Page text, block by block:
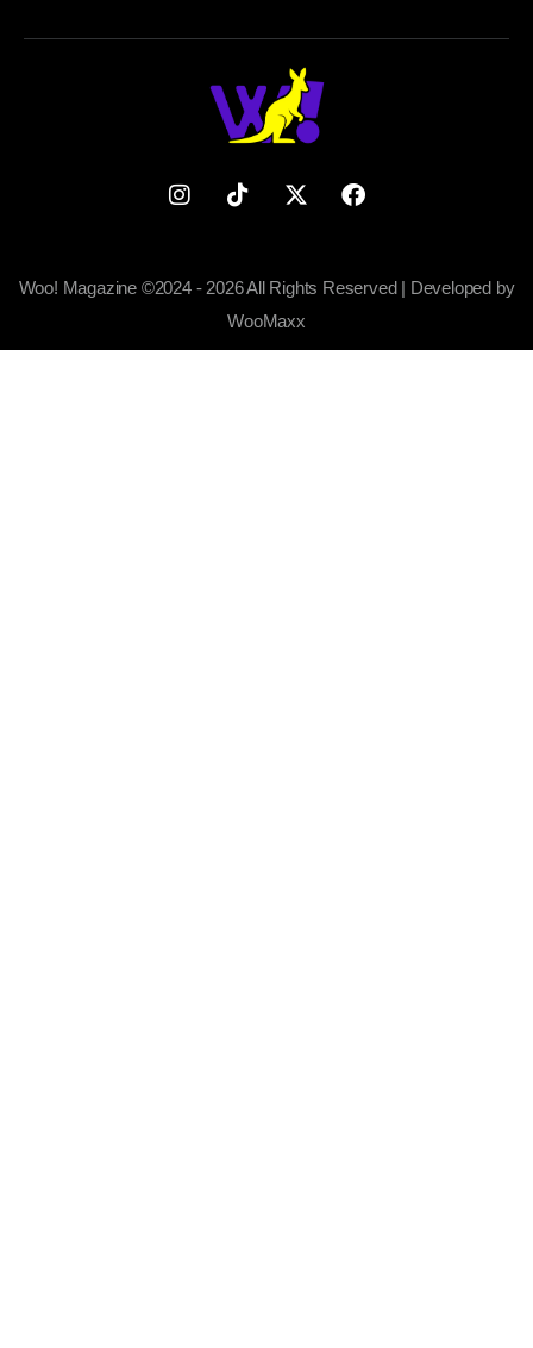
Woo! Magazine ©2024 - 2026 All Rights Reserved | Developed by
WooMaxx